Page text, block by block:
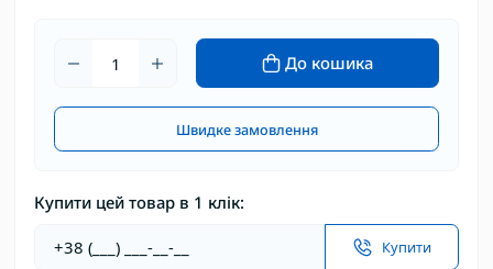
До кошика
Швидке замовлення
Купити цей товар в 1 клік:
Купити